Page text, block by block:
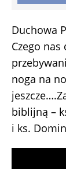
Duchowa
Czego nas
noga na
biblijną –
i ks.